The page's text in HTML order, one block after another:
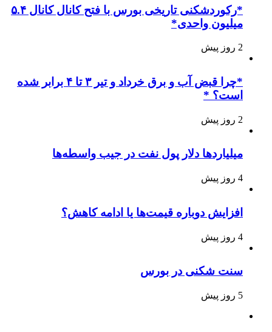
*رکوردشکنی تاریخی بورس با فتح کانال کانال ۵.۴
میلیون واحدی*
2 روز پیش
*چرا قبض آب و برق خرداد و تیر ۳ تا ۴ برابر شده
است؟ *
2 روز پیش
میلیاردها دلار پول نفت در جیب واسطه‌ها
4 روز پیش
افزایش دوباره قیمت‌ها یا ادامه کاهش؟
4 روز پیش
سنت شکنی در بورس
5 روز پیش